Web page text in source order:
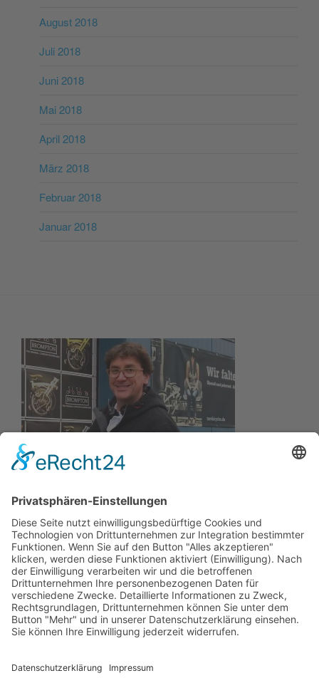
August 2018
Juli 2018
Juni 2018
Mai 2018
April 2018
März 2018
Februar 2018
Januar 2018
Wir wollen Ihr persönlicher Online Marine Spezialist sein,
der sich auf die Fahne geschrieben hat, der zuverlässigste
und preiswerteste Anbieter zu sein.
Wir sind ständig im Wachstum und wissen Ihr Vertrauen zu
schätzen.
Kay-Lucas Kaniewski